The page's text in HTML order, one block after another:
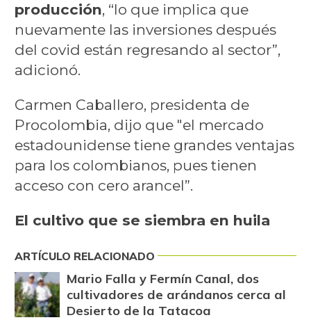
producción, “lo que implica que
nuevamente las inversiones después
del covid están regresando al sector”,
adicionó.
Carmen Caballero, presidenta de
Procolombia, dijo que "el mercado
estadounidense tiene grandes ventajas
para los colombianos, pues tienen
acceso con cero arancel”.
El cultivo que se siembra en huila
ARTÍCULO RELACIONADO
Mario Falla y Fermín Canal, dos
cultivadores de arándanos cerca al
Desierto de la Tatacoa